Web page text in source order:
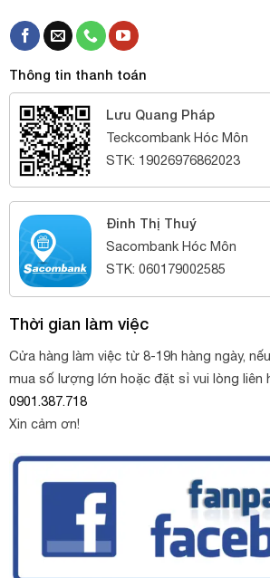
Thông tin thanh toán
Lưu Quang Pháp
Teckcombank Hóc Môn
STK: 19026976862023
Đinh Thị Thuý
Sacombank Hóc Môn
STK: 060179002585
Thời gian làm việc
Cửa hàng làm việc từ 8-19h hàng ngày,
mua số lượng lớn hoặc đặt sỉ vui lòng liên
0901.387.718
Xin cảm ơn!